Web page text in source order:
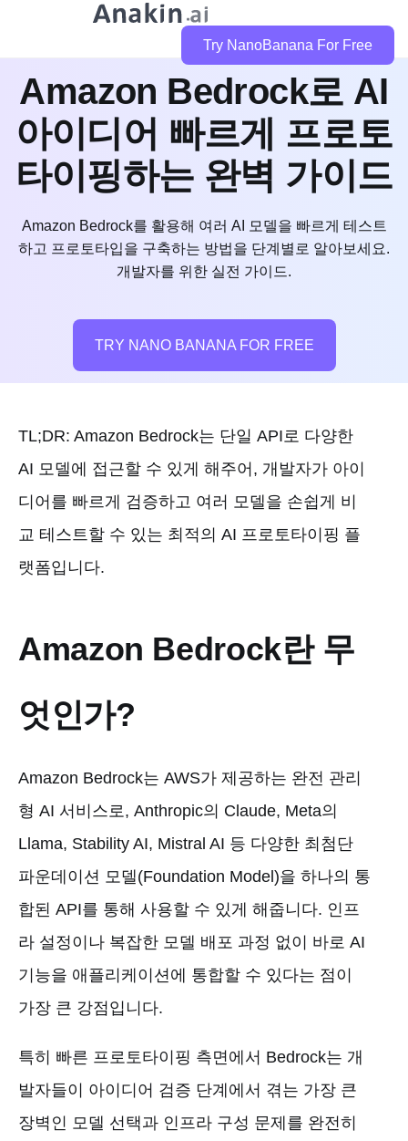
Try NanoBanana For Free
Amazon Bedrock로 AI
아이디어 빠르게 프로토
타이핑하는 완벽 가이드
Amazon Bedrock를 활용해 여러 AI 모델을 빠르게 테스트
하고 프로토타입을 구축하는 방법을 단계별로 알아보세요.
개발자를 위한 실전 가이드.
TRY NANO BANANA FOR FREE
TL;DR: Amazon Bedrock는 단일 API로 다양한
AI 모델에 접근할 수 있게 해주어, 개발자가 아이
디어를 빠르게 검증하고 여러 모델을 손쉽게 비
교 테스트할 수 있는 최적의 AI 프로토타이핑 플
랫폼입니다.
Amazon Bedrock란 무
엇인가?
Amazon Bedrock는 AWS가 제공하는 완전 관리
형 AI 서비스로, Anthropic의 Claude, Meta의
Llama, Stability AI, Mistral AI 등 다양한 최첨단
파운데이션 모델(Foundation Model)을 하나의 통
합된 API를 통해 사용할 수 있게 해줍니다. 인프
라 설정이나 복잡한 모델 배포 과정 없이 바로 AI
기능을 애플리케이션에 통합할 수 있다는 점이
가장 큰 강점입니다.
특히 빠른 프로토타이핑 측면에서 Bedrock는 개
발자들이 아이디어 검증 단계에서 겪는 가장 큰
장벽인 모델 선택과 인프라 구성 문제를 완전히